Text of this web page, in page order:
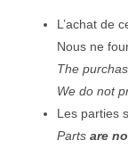
L’achat de
Nous ne
The
We do not
Les parties
Parts are